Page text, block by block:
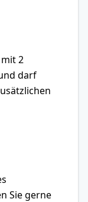
2
darf
Sie gerne